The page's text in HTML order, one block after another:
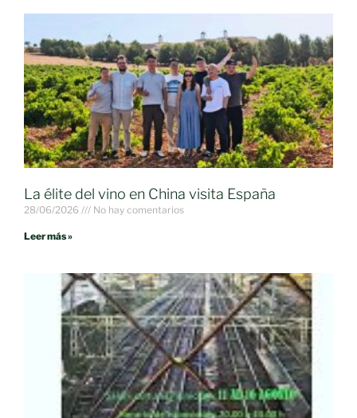
La élite del vino en China visita España
28/06/2026 No hay comentarios
Leer más »